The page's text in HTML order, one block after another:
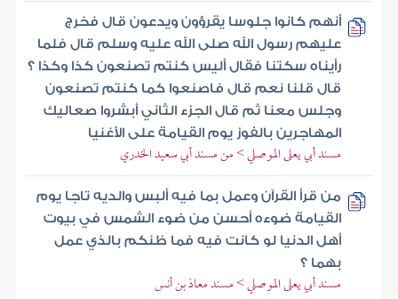
أنهم كانوا جلوسا يقرؤون ويدعون قال فخرج
عليهم رسول الله صلى الله عليه وسلم قال فلما
رأيناه سكتنا فقال أليس كنتم تصنعون كذا وكذا ؟
قال قلنا نعم قال فاصنعوا كما كنتم تصنعون
وجلس معنا ثم قال الجزء الثاني أبشروا صعاليك
المهاجرين بالفوز يوم القيامة على الأغنيا
مسند أبي يعلى الموصلي > من مسند أبي سعيد الخدري
من قرأ القرآن وعمل بما فيه ألبس والديه تاجا يوم
القيامة ضوءه أحسن من ضوء الشمس في بيوت
أهل الدنيا لو كانت فيه فما ظنكم بالذي عمل
بهما ؟
مسند أبي يعلى الموصلي > مسند معاذ بن أنس